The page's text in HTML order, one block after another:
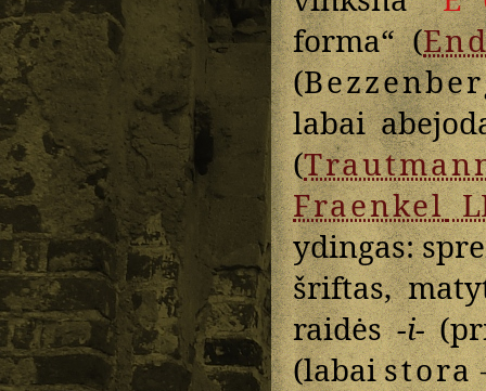
forma“ (
(
labai
(
Fraenkel
ydingas:
šriftas,
raidės-i-
(labaistora